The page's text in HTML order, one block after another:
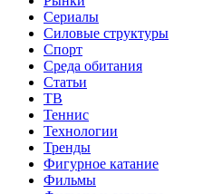
Сериалы
Силовые структуры
Спорт
Среда обитания
Статьи
ТВ
Теннис
Технологии
Тренды
Фигурное катание
Фильмы